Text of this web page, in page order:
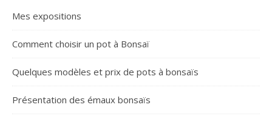
Mes expositions
Comment choisir un pot à Bonsaï
Quelques modèles et prix de pots à bonsaïs
Présentation des émaux bonsaïs